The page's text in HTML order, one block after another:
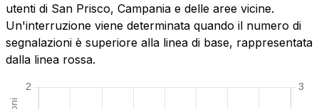
utenti di San Prisco, Campania e delle aree vicine.
Un'interruzione viene determinata quando il numero di
segnalazioni è superiore alla linea di base, rappresentata
dalla linea rossa.